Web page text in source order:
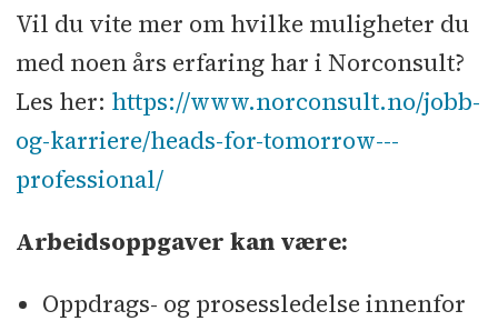
Vil du vite mer om hvilke muligheter du
med noen års erfaring har i Norconsult?
Les her: https://www.norconsult.no/jobb-
og-karriere/heads-for-tomorrow---
professional/
Arbeidsoppgaver kan være:
Oppdrags- og prosessledelse innenfor